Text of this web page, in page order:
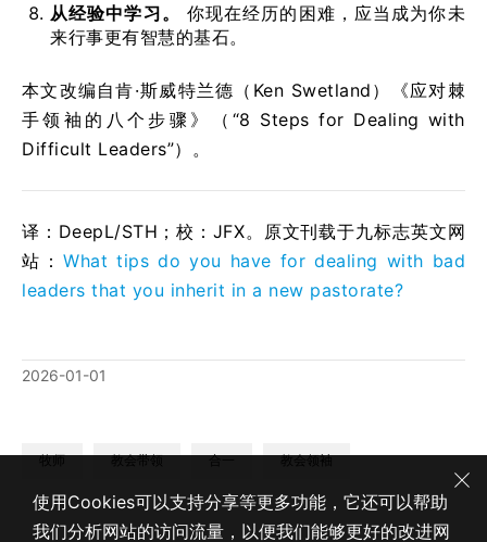
从经验中学习。
你现在经历的困难，应当成为你未
来行事更有智慧的基石。
本文改编自肯·斯威特兰德（Ken Swetland）《应对棘
手领袖的八个步骤》（“8 Steps for Dealing with
Difficult Leaders”）。
译：DeepL/STH；校： JFX。原文刊载于九标志英文网
站： What tips do you have for dealing with bad
leaders that you inherit in a new pastorate?
2026-01-01
牧师 教会带领 合一 教会领袖
使用Cookies可以支持分享等更多功能，它还可以帮助
我们分析网站的访问流量，以便我们能够更好的改进网